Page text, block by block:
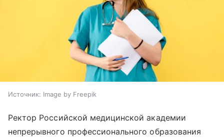
Источник: Image by Freepik
Ректор Российской медицинской академии
непрерывного профессионального образования